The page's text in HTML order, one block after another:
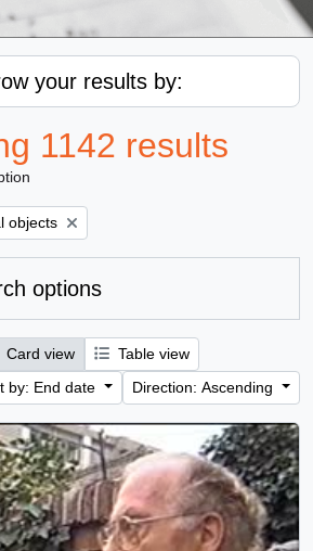
your results by:
1142 results
objects
options
Card view
Table view
by: End date
Direction: Ascending